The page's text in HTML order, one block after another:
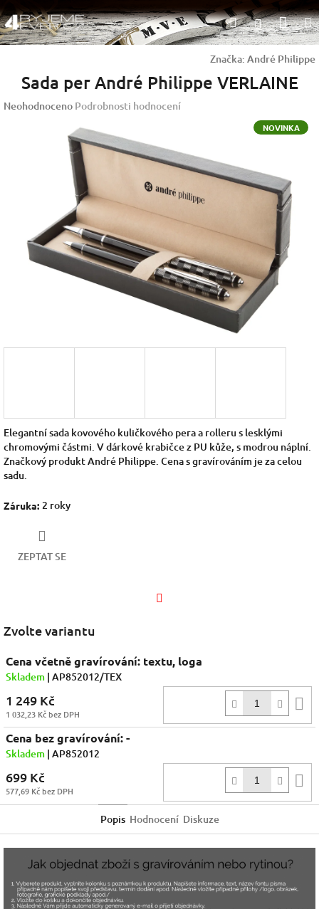
na
obsah
HledatPřihlášení
Značka: André Philippe
Sada per André Philippe VERLAINE
Průměrné
Neohodnoceno Podrobnosti hodnocení
NOVINKA
Elegantní sada kovového kuličkového pera a rolleru s lesklými
chromovými částmi. V dárkové krabičce z PU kůže, s modrou náplní.
Značkový produkt André Philippe. Cena s gravírováním je za celou
sadu.
Záruka: 2 roky
ZEPTAT SE
Zvolte variantu
Cena včetně gravírování: textu, loga
Skladem | AP852012/TEX
1 249 Kč
1 032,23 Kč bez DPH
Cena bez gravírování: -
Skladem | AP852012
699 Kč
577,69 Kč bez DPH
Popis Hodnocení Diskuze